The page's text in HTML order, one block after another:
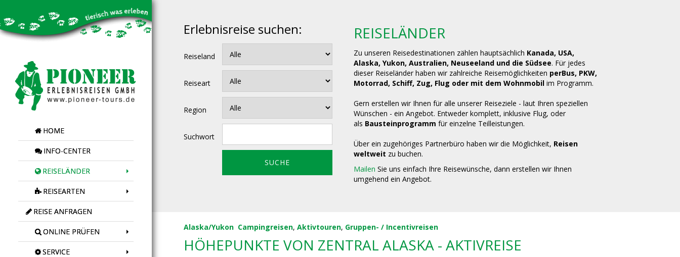
HOME
INFO-CENTER
REISELÄNDER
REISEARTEN
REISE ANFRAGEN
ONLINE PRÜFEN
SERVICE
Erlebnisreise suchen:
Reiseland
Reiseart
Region
Suchwort
REISELÄNDER
Zu unseren Reisedestinationen zählen hauptsächlich Kanada, USA,
Alaska, Yukon, Australien, Neuseeland und die Südsee. Für jedes
dieser Reiseländer haben wir zahlreiche Reisemöglichkeiten perBus, PKW,
Motorrad, Schiff, Zug, Flug oder mit dem Wohnmobilim Programm.
Gern erstellen wir Ihnen für alle unserer Reiseziele - laut Ihren speziellen
Wünschen - ein Angebot. Entweder komplett, inklusive Flug, oder
als Bausteinprogramm für einzelne Teilleistungen.
Über ein zugehöriges Partnerbüro haben wir die Möglichkeit, Reisen
weltweit zu buchen.
Mailen Sie uns einfach Ihre Reisewünsche, dann erstellen wir Ihnen
umgehend ein Angebot.
Alaska/Yukon Campingreisen, Aktivtouren, Gruppen- / Incentivreisen
HÖHEPUNKTE VON ZENTRAL ALASKA - AKTIVREISE